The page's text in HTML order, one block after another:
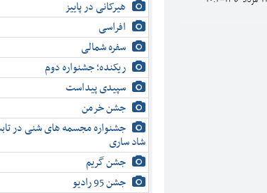
هیرکانی در پاییز
افراسی
سفره شمالی
ریکنده؛ جشنواره دوم
سپیدی پیداست
جشن خرمن
جشنواره مجسمه های شنی در
شاد ساری
جشن گریم
جشن 95 رادیو